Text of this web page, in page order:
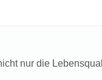
nur die